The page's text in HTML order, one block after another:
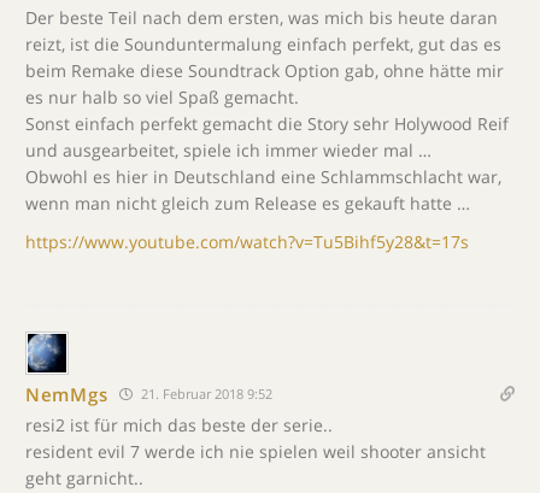
Der beste Teil nach dem ersten, was mich bis heute daran
reizt, ist die Sounduntermalung einfach perfekt, gut das es
beim Remake diese Soundtrack Option gab, ohne hätte mir
es nur halb so viel Spaß gemacht.
Sonst einfach perfekt gemacht die Story sehr Holywood Reif
und ausgearbeitet, spiele ich immer wieder mal …
Obwohl es hier in Deutschland eine Schlammschlacht war,
wenn man nicht gleich zum Release es gekauft hatte …
https://www.youtube.com/watch?v=Tu5Bihf5y28&t=17s
NemMgs 21. Februar 2018 9:52
resi2 ist für mich das beste der serie..
resident evil 7 werde ich nie spielen weil shooter ansicht
geht garnicht..